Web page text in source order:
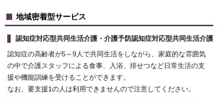
地域密着型サービス
認知症対応型共同生活介護・介護予防認知症対応型共同生活介護
認知症の高齢者が5～9人で共同生活をしながら、家庭的な雰囲気
の中で介護スタッフによる食事、入浴、排せつなど日常生活の支
援や機能訓練を受けることができます。
なお、要支援1の人は利用できませんので注意してください。